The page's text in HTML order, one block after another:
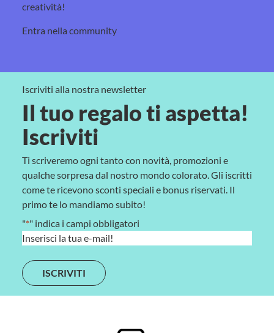
creatività!
Entra nella community
Iscriviti alla nostra newsletter
Il tuo regalo ti aspetta!
Iscriviti
Ti scriveremo ogni tanto con novità, promozioni e
qualche sorpresa dal nostro mondo colorato. Gli iscritti
come te ricevono sconti speciali e bonus riservati. Il
primo te lo mandiamo subito!
"*" indica i campi obbligatori
E
a
i
l